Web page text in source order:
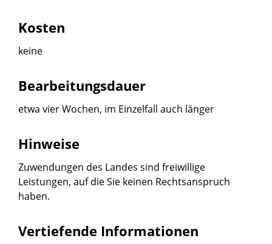
Kosten
keine
Bearbeitungsdauer
etwa vier Wochen, im Einzelfall auch länger
Hinweise
Zuwendungen des Landes sind freiwillige
Leistungen, auf die Sie keinen Rechtsanspruch
haben.
Vertiefende Informationen